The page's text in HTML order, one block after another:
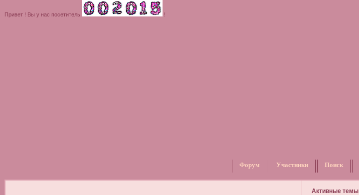
Привет ! Вы у нас посетитель !
Форум Участники Поиск
Активные темы